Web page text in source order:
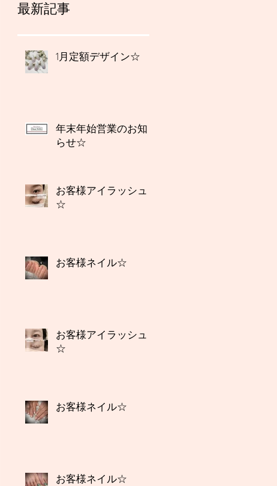
最新記事
1月定額デザイン☆
年末年始営業のお知
らせ☆
お客様アイラッシュ
☆
お客様ネイル☆
お客様アイラッシュ
☆
お客様ネイル☆
お客様ネイル☆